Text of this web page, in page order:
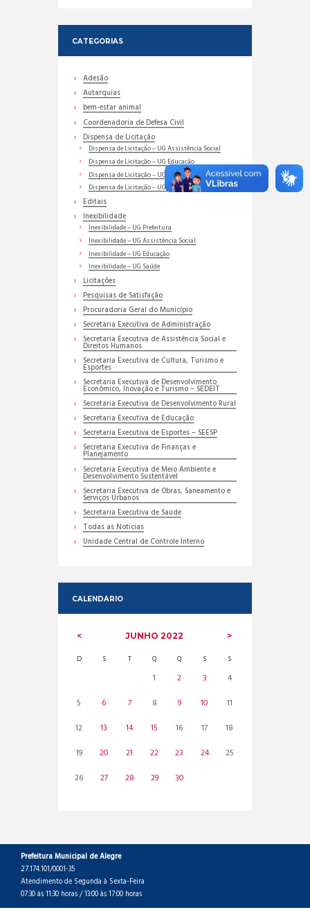
CATEGORIAS
Adesão
Autarquias
bem-estar animal
Coordenadoria de Defesa Civil
Dispensa de Licitação
Dispensa de Licitação – UG Assistência Social
Dispensa de Licitação – UG Educação
Dispensa de Licitação – UG Prefeitura
Dispensa de Licitação – UG Saúde
Editais
Inexibilidade
Inexibilidade – UG Prefeitura
Inexibilidade – UG Assistência Social
Inexibilidade – UG Educação
Inexibilidade – UG Saúde
Licitações
Pesquisas de Satisfação
Procuradoria Geral do Município
Secretaria Executiva de Administração
Secretaria Executiva de Assistência Social e
Direitos Humanos
Secretaria Executiva de Cultura, Turismo e
Esportes
Secretaria Executiva de Desenvolvimento
Econômico, Inovação e Turismo – SEDEIT
Secretaria Executiva de Desenvolvimento Rural
Secretaria Executiva de Educação
Secretaria Executiva de Esportes – SEESP
Secretaria Executiva de Finanças e
Planejamento
Secretaria Executiva de Meio Ambiente e
Desenvolvimento Sustentável
Secretaria Executiva de Obras, Saneamento e
Serviços Urbanos
Secretaria Executiva de Saúde
Todas as Noticias
Unidade Central de Controle Interno
CALENDARIO
JUNHO 2022
D S T Q Q S S
1 2 3
4
5
6 7 8 9 10
11
12
13 14 15 16 17
18
19
20 21 22 23 24
25
26
27 28 29 30
Prefeitura Municipal de Alegre
27.174.101/0001-35
Atendimento de Segunda à Sexta-Feira
07:30 às 11:30 horas / 13:00 às 17:00 horas